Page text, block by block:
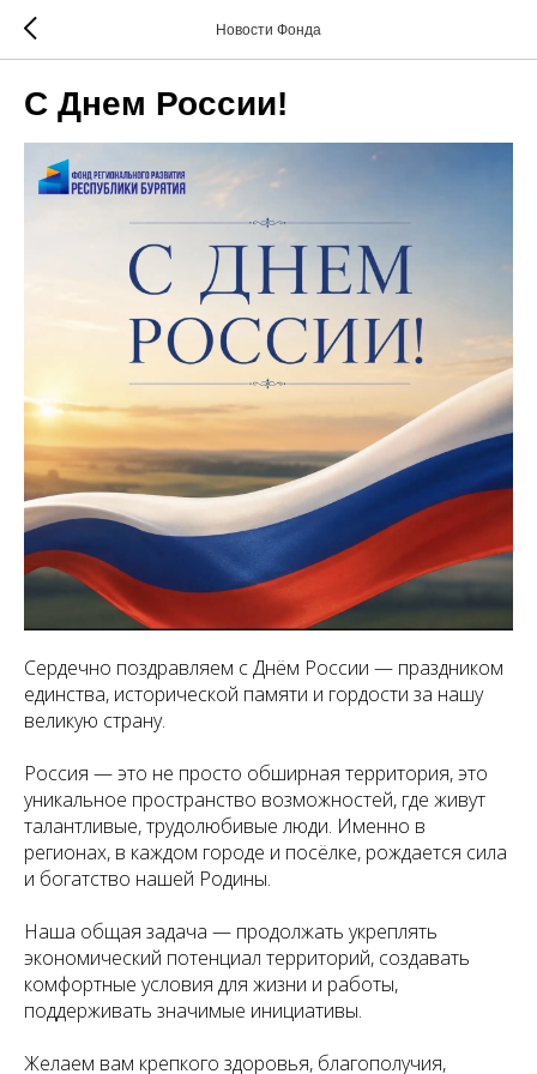
Новости Фонда
С Днем России!
Сердечно поздравляем с Днём России — праздником
единства, исторической памяти и гордости за нашу
великую страну.
Россия — это не просто обширная территория, это
уникальное пространство возможностей, где живут
талантливые, трудолюбивые люди. Именно в
регионах, в каждом городе и посёлке, рождается сила
и богатство нашей Родины.
Наша общая задача — продолжать укреплять
экономический потенциал территорий, создавать
комфортные условия для жизни и работы,
поддерживать значимые инициативы.
Желаем вам крепкого здоровья, благополучия,